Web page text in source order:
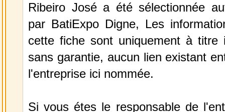
Ribeiro José a été sélectionnée
par BatiExpo Digne, Les
cette fiche sont uniquement à titre
sans garantie, aucun lien existant
l'entreprise ici nommée.
Si vous étes le responsable de